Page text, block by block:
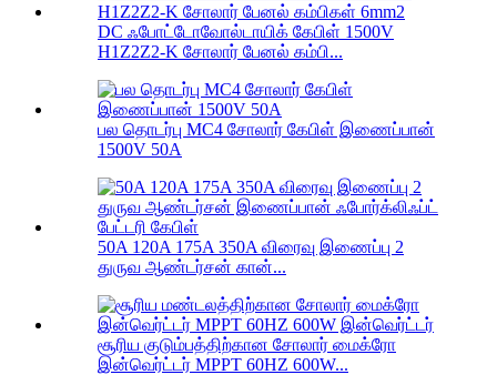
DC ஃபோட்டோவோல்டாயிக் கேபிள் 1500V
H1Z2Z2-K சோலார் பேனல் கம்பி...
பல தொடர்பு MC4 சோலார் கேபிள் இணைப்பான்
1500V 50A
50A 120A 175A 350A விரைவு இணைப்பு 2
துருவ ஆண்டர்சன் கான்...
சூரிய குடும்பத்திற்கான சோலார் மைக்ரோ
இன்வெர்ட்டர் MPPT 60HZ 600W...